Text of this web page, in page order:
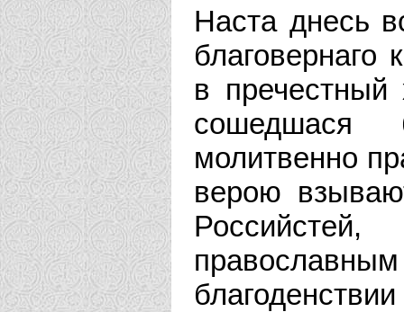
Наста днесь
в
сошедшася
молитвенно
верою